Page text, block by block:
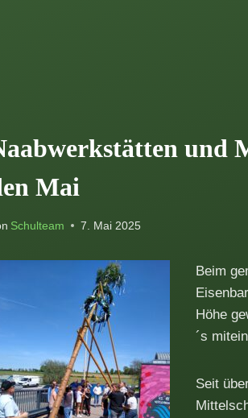
und
Mai
Schulteam 7. Mai 2025
Beim
Höhe
´s
Seit